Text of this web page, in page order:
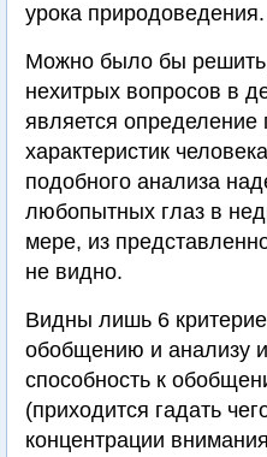
урока природоведения.
Можно было бы
нехитрых вопросов в
является определение
характеристик
подобного анализа
любопытных глаз в
мере, из
не видно.
Видны лишь 6
обобщению и анализу
способность к
(приходится гадать
концентрации